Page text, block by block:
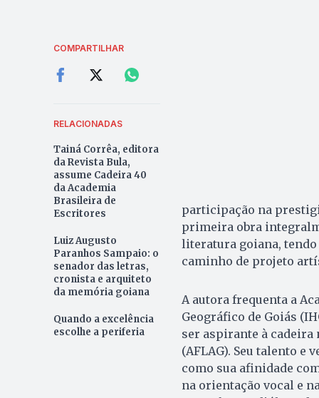
COMPARTILHAR
RELACIONADAS
Tainá Corrêa, editora
da Revista Bula,
assume Cadeira 40
da Academia
Brasileira de
Escritores
Luiz Augusto
Paranhos Sampaio: o
senador das letras,
cronista e arquiteto
da memória goiana
Quando a excelência
escolhe a periferia
participação na
primeira obra
literatura goiana, tendo
caminho de projeto
A autora frequenta a
Geográfico de Goiás
ser aspirante à cadeira
(AFLAG). Seu talento e
como sua afinidade
na orientação vocal e